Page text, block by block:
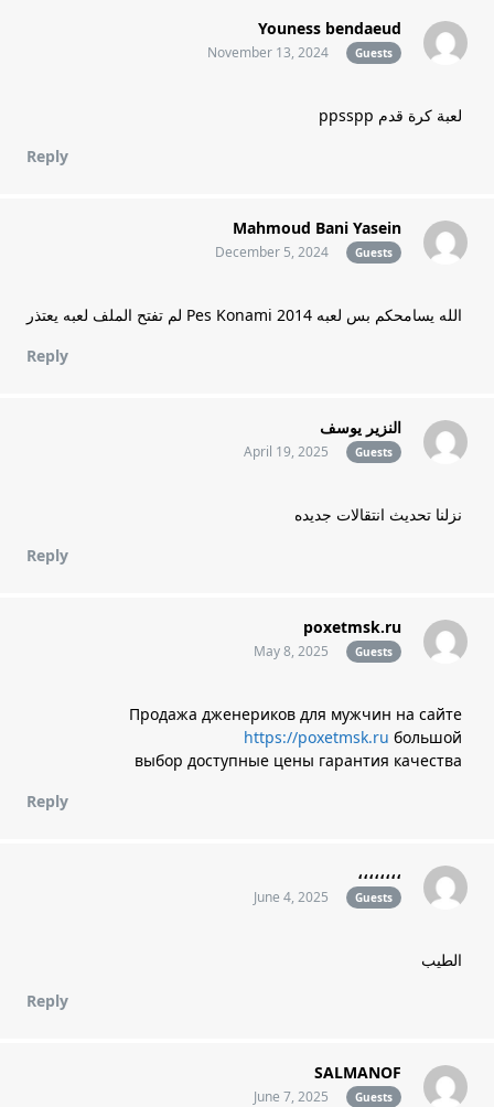
Youness bendaeud
Guests
November 13, 2024
لعبة كرة قدم ppsspp
Reply
Mahmoud Bani Yasein
Guests
December 5, 2024
الله يسامحكم بس لعبه Pes Konami 2014 لم تفتح الملف لعبه يعتذر
Reply
النزير يوسف
Guests
April 19, 2025
نزلنا تحديث انتقالات جديده
Reply
poxetmsk.ru
Guests
May 8, 2025
Продажа дженериков для мужчин на сайте
https://poxetmsk.ru большой
выбор доступные цены гарантия качества
Reply
،،،،،،،،
Guests
June 4, 2025
الطيب
Reply
SALMANOF
Guests
June 7, 2025